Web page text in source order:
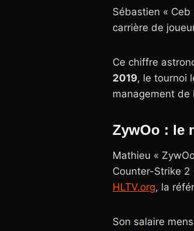
Sébastien «
carrière de
Ce chiffre
2019, le tournoi
management de
ZywOo : le
Mathieu «
Counter-Strike 2
HLTV.org, la
Son salaire